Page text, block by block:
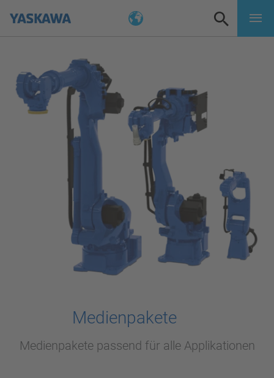
Medienpakete
Medienpakete passend für alle Applikationen